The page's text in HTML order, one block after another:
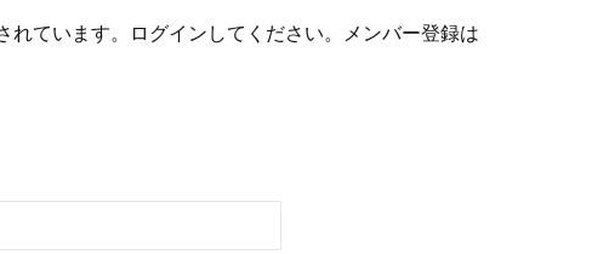
れています。ログインしてください。メンバー登録は